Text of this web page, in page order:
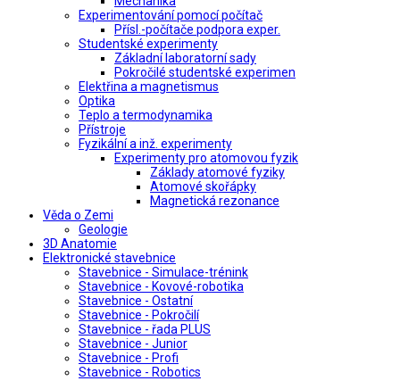
Experimentování pomocí počítač
Přísl.-počítače podpora exper.
Studentské experimenty
Základní laboratorní sady
Pokročilé studentské experimen
Elektřina a magnetismus
Optika
Teplo a termodynamika
Přístroje
Fyzikální a inž. experimenty
Experimenty pro atomovou fyzik
Základy atomové fyziky
Atomové skořápky
Magnetická rezonance
Věda o Zemi
Geologie
3D Anatomie
Elektronické stavebnice
Stavebnice - Simulace-trénink
Stavebnice - Kovové-robotika
Stavebnice - Ostatní
Stavebnice - Pokročilí
Stavebnice - řada PLUS
Stavebnice - Junior
Stavebnice - Profi
Stavebnice - Robotics